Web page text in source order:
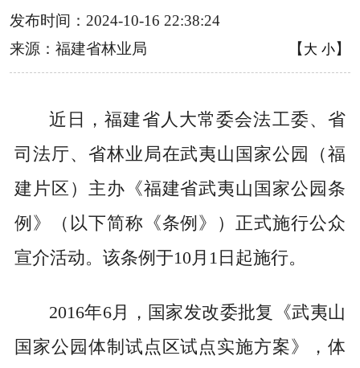
发布时间：2024-10-16 22:38:24
来源：福建省林业局
【 大 小】
近日，福建省人大常委会法工委、省
司法厅、省林业局在武夷山国家公园（福
建片区）主办《福建省武夷山国家公园条
例》（以下简称《条例》）正式施行公众
宣介活动。该条例于10月1日起施行。
2016年6月，国家发改委批复《武夷山
国家公园体制试点区试点实施方案》，体